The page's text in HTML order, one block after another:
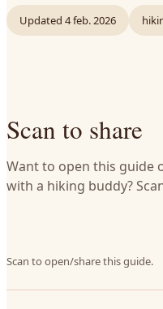
Updated 4 feb. 2026
Scan to share
Want to open this guide
with a hiking buddy?
Scan to open/share this guide.